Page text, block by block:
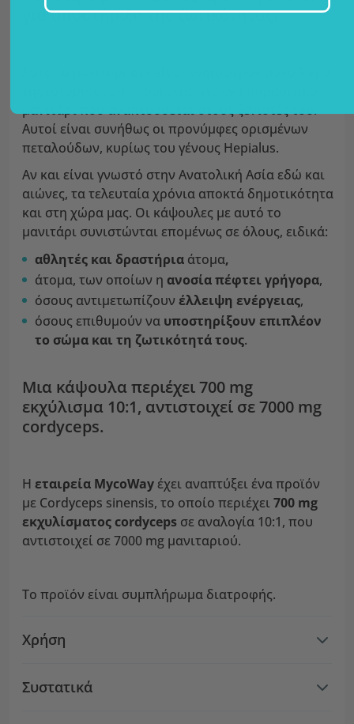
για υποστήριξη της ζωτικότητας.
μανιτάρι που αναπτύσσεται στους ξενιστές του.
Αυτοί είναι συνήθως οι προνύμφες ορισμένων
πεταλούδων, κυρίως του γένους Hepialus.
Αν και είναι γνωστό στην Ανατολική Ασία εδώ και
αιώνες, τα τελευταία χρόνια αποκτά δημοτικότητα
και στη χώρα μας. Οι κάψουλες με αυτό το
μανιτάρι συνιστώνται επομένως σε όλους, ειδικά:
αθλητές και δραστήρια άτομα,
άτομα, των οποίων η ανοσία πέφτει γρήγορα,
όσους αντιμετωπίζουν έλλειψη ενέργειας,
όσους επιθυμούν να υποστηρίξουν επιπλέον
το σώμα και τη ζωτικότητά τους.
Μια κάψουλα περιέχει 700 mg
εκχύλισμα 10:1, αντιστοιχεί σε 7000 mg
cordyceps.
Η εταιρεία MycoWay έχει αναπτύξει ένα προϊόν
με Cordyceps sinensis, το οποίο περιέχει700 mg
εκχυλίσματος cordyceps σε αναλογία 10:1, που
αντιστοιχεί σε 7000 mg μανιταριού.
Το προϊόν είναι συμπλήρωμα διατροφής.
Χρήση
Συστατικά